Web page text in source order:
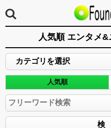
人気順 エンタメ
人気順